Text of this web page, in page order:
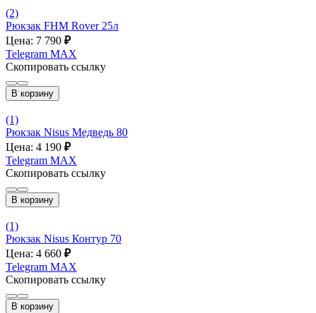
(2)
Рюкзак FHM Rover 25л
Цена: 7 790 ₽
Telegram MAX
Скопировать ссылку
В корзину
(1)
Рюкзак Nisus Медведь 80
Цена: 4 190 ₽
Telegram MAX
Скопировать ссылку
В корзину
(1)
Рюкзак Nisus Контур 70
Цена: 4 660 ₽
Telegram MAX
Скопировать ссылку
В корзину